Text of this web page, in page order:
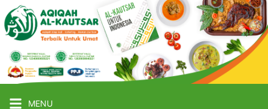
Skip
to
content
Aqiqah
Sidoarjo
Terbaik
Catering
MENU